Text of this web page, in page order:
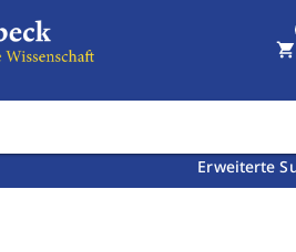
Erweiterte
shopping_cart